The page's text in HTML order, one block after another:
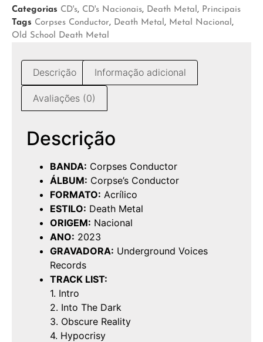
Categorias CD's, CD's Nacionais, Death Metal , Principais
Tags Corpses Conductor, Death Metal , Metal Nacional ,
Old School Death Metal
Descrição Informação adicional
Avaliações (0)
Descrição
BANDA: Corpses Conductor
ÁLBUM: Corpse’s Conductor
FORMATO: Acrílico
ESTILO: Death Metal
ORIGEM: Nacional
ANO: 2023
GRAVADORA: Underground Voices
Records
TRACK LIST:
1. Intro
2. Into The Dark
3. Obscure Reality
4. Hypocrisy